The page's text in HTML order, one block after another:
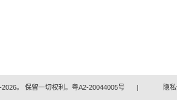
。 保留一切权利。粤A2-20044005号 | 隐